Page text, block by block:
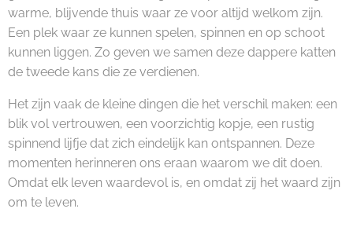
warme, blijvende thuis waar ze voor altijd welkom zijn.
Een plek waar ze kunnen spelen, spinnen en op schoot
kunnen liggen. Zo geven we samen deze dappere katten
de tweede kans die ze verdienen.
Het zijn vaak de kleine dingen die het verschil maken: een
blik vol vertrouwen, een voorzichtig kopje, een rustig
spinnend lijfje dat zich eindelijk kan ontspannen. Deze
momenten herinneren ons eraan waarom we dit doen.
Omdat elk leven waardevol is, en omdat zij het waard zijn
om te leven.